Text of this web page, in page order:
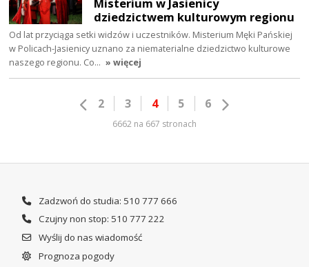
Misterium w Jasienicy
dziedzictwem kulturowym regionu
Od lat przyciąga setki widzów i uczestników. Misterium Męki Pańskiej
w Policach-Jasienicy uznano za niematerialne dziedzictwo kulturowe
naszego regionu. Co… » więcej
2 3 4 5 6
6662 na 667 stronach
Zadzwoń do studia: 510 777 666
Czujny non stop: 510 777 222
Wyślij do nas wiadomość
Prognoza pogody